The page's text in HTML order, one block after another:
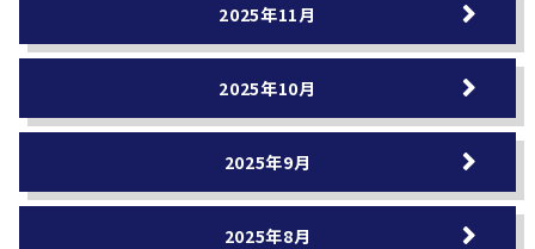
2025年11月
2025年10月
2025年9月
2025年8月